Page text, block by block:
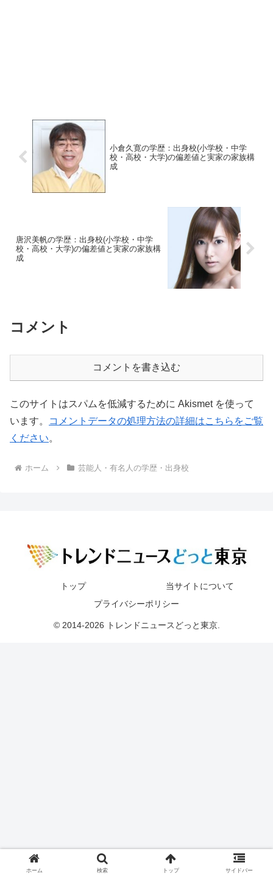
小倉久寛の学歴：出身校(小学校・中学
校・高校・大学)の偏差値と実家の家族構
成
唐沢美帆の学歴：出身校(小学校・中学
校・高校・大学)の偏差値と実家の家族構
成
コメント
コメントを書き込む
このサイトはスパムを低減するために Akismet を使って
います。
コメントデータの処理方法の詳細はこちらをご覧
ください。
ホーム 芸能人・有名人の学歴・出身校
トップ
当サイトについて
プライバシーポリシー
© 2014-2026 トレンドニュースどっと東京.
ホーム 検索 トップ サイドバー